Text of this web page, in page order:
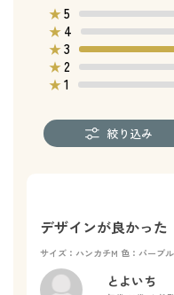
★5
★ 4
★3
★2
★1
絞り込み
デザインが良かった
サイズ：ハンカチM 色：パープル
とよいち